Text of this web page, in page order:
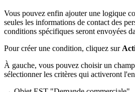
Vous pouvez enfin ajouter une logique
seules les informations de contact des
conditions spécifiques seront envoyées
Pour créer une condition, cliquez sur
À gauche, vous pouvez choisir un
sélectionner les critères qui activeront